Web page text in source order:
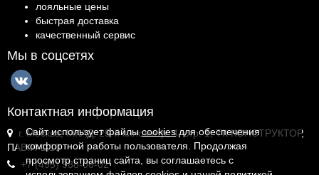
лояльные цены
быстрая доставка
качественный сервис
Мы в соцсетях
Контактная информация
г. Москва, МКАД, 25-й километр, 4, стр. 1, ТК КОНСТРУКТОР,
ПАВ.И-1.18
+7 (495) 988-06-02
Сайт использует файлыcookiesдля обеспечения
комфортной работы пользователя. Продолжая
просмотр страниц сайта, вы соглашаетесь с